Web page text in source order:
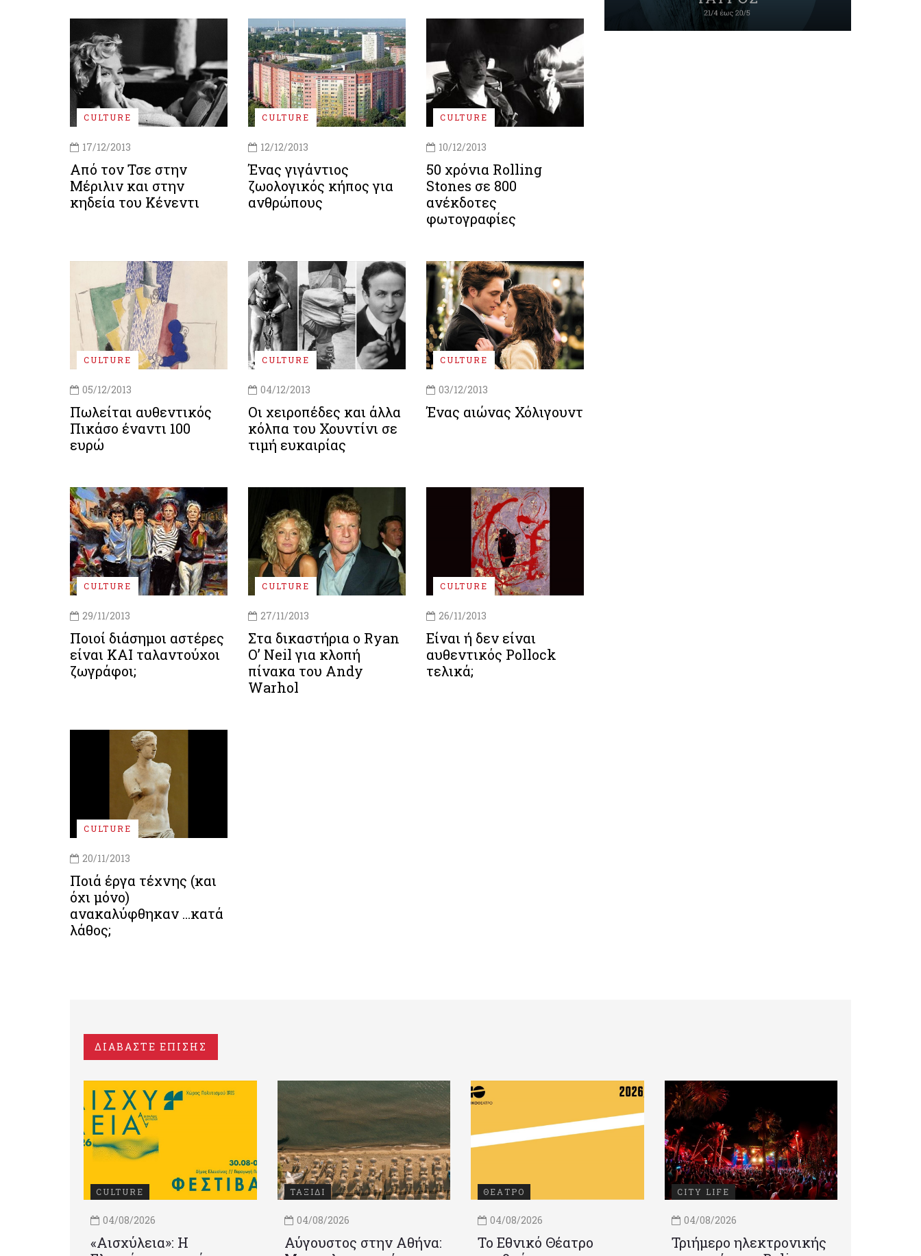
CULTURE
17/12/2013
Από τον Τσε στην
Μέριλιν και στην
κηδεία του Κένεντι
CULTURE
12/12/2013
Ένας γιγάντιος
ζωολογικός κήπος για
ανθρώπους
CULTURE
10/12/2013
50 χρόνια Rolling
Stones σε 800
ανέκδοτες
φωτογραφίες
CULTURE
05/12/2013
Πωλείται αυθεντικός
Πικάσο έναντι 100
ευρώ
CULTURE
04/12/2013
Οι χειροπέδες και άλλα
κόλπα του Χουντίνι σε
τιμή ευκαιρίας
CULTURE
03/12/2013
Ένας αιώνας Χόλιγουντ
CULTURE
29/11/2013
Ποιοί διάσημοι αστέρες
είναι ΚΑΙ ταλαντούχοι
ζωγράφοι;
CULTURE
27/11/2013
Στα δικαστήρια ο Ryan
O’ Neil για κλοπή
πίνακα του Andy
Warhol
CULTURE
26/11/2013
Είναι ή δεν είναι
αυθεντικός Pollock
τελικά;
CULTURE
20/11/2013
Ποιά έργα τέχνης (και
όχι μόνο)
ανακαλύφθηκαν …κατά
λάθος;
ΔΙΑΒΑΣΤΕ ΕΠΙΣΗΣ
CULTURE
04/08/2026
«Αισχύλεια»: Η
ΤΑΞΙΔΙ
04/08/2026
Αύγουστος στην Αθήνα:
ΘΕΑΤΡΟ
04/08/2026
Το Εθνικό Θέατρο
CITY LIFE
04/08/2026
Τριήμερο ηλεκτρονικής